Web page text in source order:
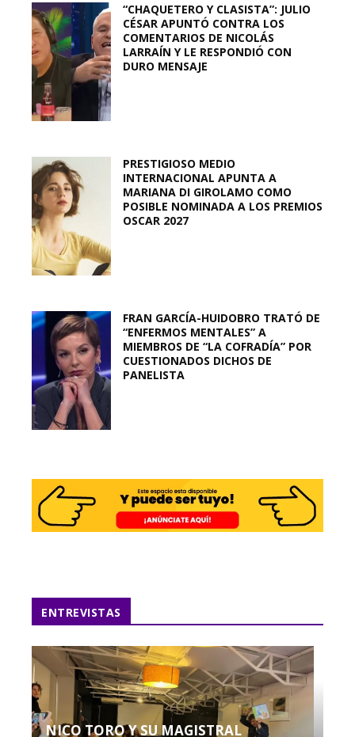
“CHAQUETERO Y CLASISTA”: JULIO
CÉSAR APUNTÓ CONTRA LOS
COMENTARIOS DE NICOLÁS
LARRAÍN Y LE RESPONDIÓ CON
DURO MENSAJE
PRESTIGIOSO MEDIO
INTERNACIONAL APUNTA A
MARIANA DI GIROLAMO COMO
POSIBLE NOMINADA A LOS PREMIOS
OSCAR 2027
FRAN GARCÍA-HUIDOBRO TRATÓ DE
“ENFERMOS MENTALES” A
MIEMBROS DE “LA COFRADÍA” POR
CUESTIONADOS DICHOS DE
PANELISTA
ENTREVISTAS
NICO TORO Y SU MAGISTRAL